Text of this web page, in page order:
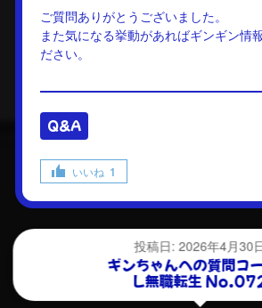
ご質問ありがとうございました。
また気になる挙動があればギンギン情
ださい。
Q&A
いいね 1
投稿日: 2026年4月30
ギンちゃんへの質問コ
L無職転生